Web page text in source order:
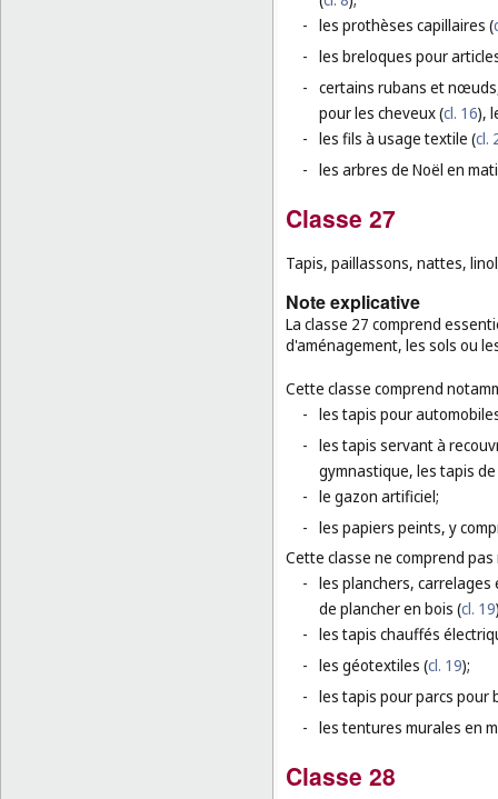
- les prothèses capillaires (
- les breloques pour
- certains rubans et
pour les cheveux (cl. 16),
- les fils à usage textile (cl.
- les arbres de Noël en
Classe 27
Tapis, paillassons, nattes,
Note explicative
La classe 27 comprend
d'aménagement, les sols ou
Cette classe comprend
- les tapis pour
- les tapis servant à
gymnastique, les tapis
- le gazon artificiel;
- les papiers peints, y
Cette classe ne comprend
- les planchers,
de plancher en bois (cl. 19
- les tapis chauffés
- les géotextiles (cl. 19);
- les tapis pour parcs pour
- les tentures murales en
Classe 28